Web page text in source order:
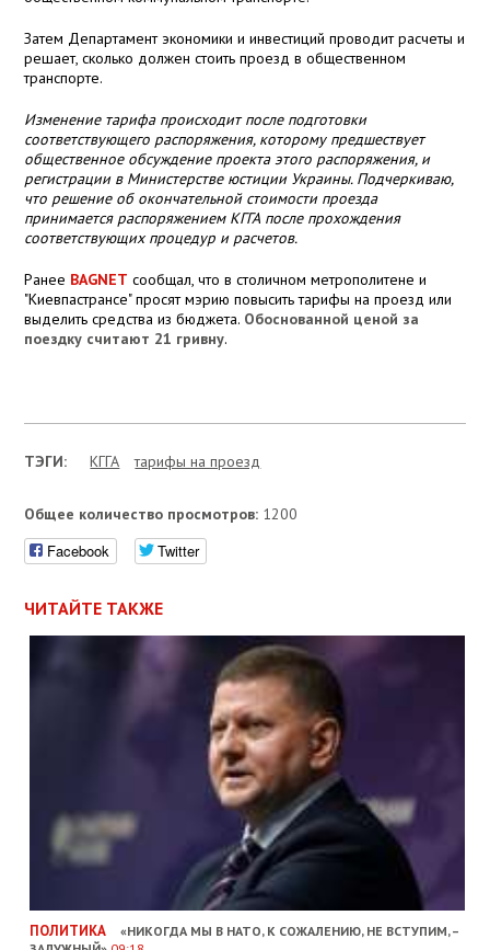
Затем Департамент экономики и инвестиций проводит расчеты и
решает, сколько должен стоить проезд в общественном
транспорте.
Изменение тарифа происходит после подготовки
соответствующего распоряжения, которому предшествует
общественное обсуждение проекта этого распоряжения, и
регистрации в Министерстве юстиции Украины. Подчеркиваю,
что решение об окончательной стоимости проезда
принимается распоряжением КГГА после прохождения
соответствующих процедур и расчетов.
Ранее BAGNET сообщал, что в столичном метрополитене и
"Киевпастрансе" просят мэрию повысить тарифы на проезд или
выделить средства из бюджета. Обоснованной ценой за
поездку считают 21 гривну.
ТЭГИ: КГГА тарифы на проезд
Общее количество просмотров: 1200
Facebook Twitter
ЧИТАЙТЕ ТАКЖЕ
ПОЛИТИКА
«НИКОГДА МЫ В НАТО, К СОЖАЛЕНИЮ, НЕ ВСТУПИМ, –